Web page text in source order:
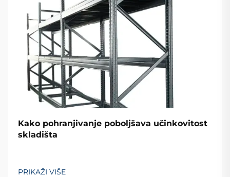
Kako pohranjivanje poboljšava učinkovitost
skladišta
PRIKAŽI VIŠE